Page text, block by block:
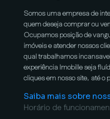
Somos uma empresa de
quem deseja comprar ou
Ocupamos posição de
imóveis e atender nossos
qual trabalhamos
experiência Imobille seja
cliques em nosso site, até o
Saiba mais sobre
Horário de